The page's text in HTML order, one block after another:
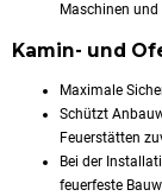
Maschinen und
Kamin- und
Maximale
Schützt
Feuerstätten
Bei der
feuerfeste